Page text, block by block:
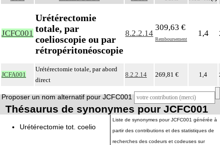
JCFC001
Urétérectomie
totale, par
coelioscopie ou par
rétropéritonéoscopie
8.2.2.14
309,63 €
Remboursement
1,4
JCFA001
Urétérectomie totale, par abord
direct
8.2.2.14 269,81 € 1,4
Proposer un nom alternatif pour JCFC001
Thésaurus de synonymes pour JCFC001
Urétérectomie tot. coelio
Liste de synonymes pour JCFC001 générée à
partir des contributions et des statistiques de
recherches des codeurs et codeuses sur